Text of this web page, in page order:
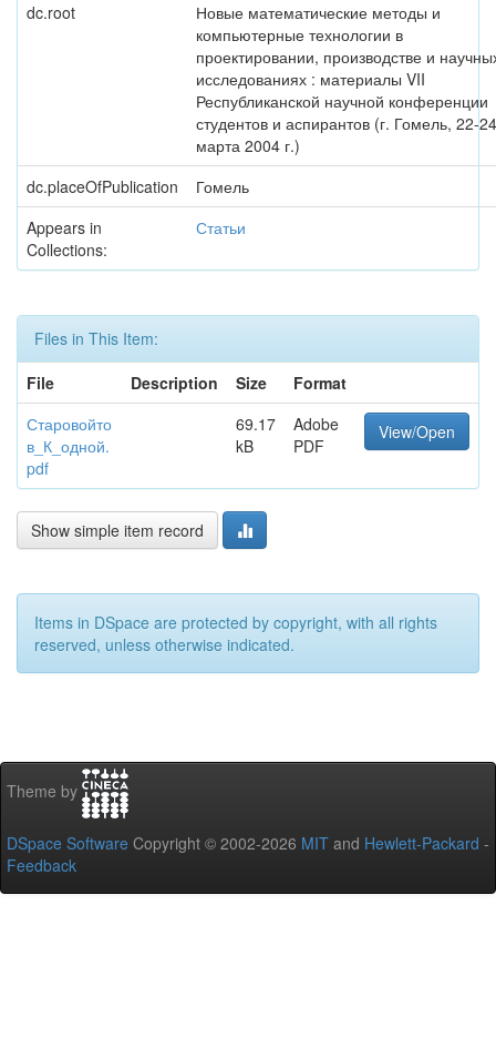
dc.root
Новые математические методы и
компьютерные технологии в
проектировании, производстве и
исследованиях : материалы VII
Республиканской научной конференции
студентов и аспирантов (г. Гомель, 22-24
марта 2004 г.)
dc.placeOfPublication
Гомель
Appears in
Collections:
Статьи
Files in This Item:
File
Description Size
Format
Старовойто
в_К_одной.
pdf
69.17
kB
Adobe
PDF
View/Open
Show simple item record
Items in DSpace are protected by copyright, with all rights
reserved, unless otherwise indicated.
Theme by
DSpace Software Copyright © 2002-2026 MIT and Hewlett-Packard -
Feedback